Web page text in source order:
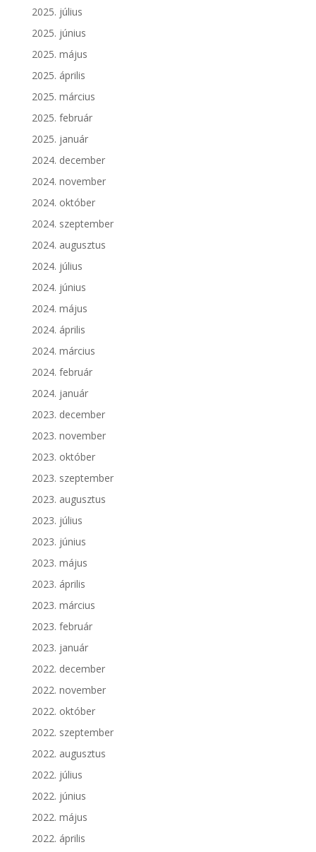
2025. július
2025. június
2025. május
2025. április
2025. március
2025. február
2025. január
2024. december
2024. november
2024. október
2024. szeptember
2024. augusztus
2024. július
2024. június
2024. május
2024. április
2024. március
2024. február
2024. január
2023. december
2023. november
2023. október
2023. szeptember
2023. augusztus
2023. július
2023. június
2023. május
2023. április
2023. március
2023. február
2023. január
2022. december
2022. november
2022. október
2022. szeptember
2022. augusztus
2022. július
2022. június
2022. május
2022. április